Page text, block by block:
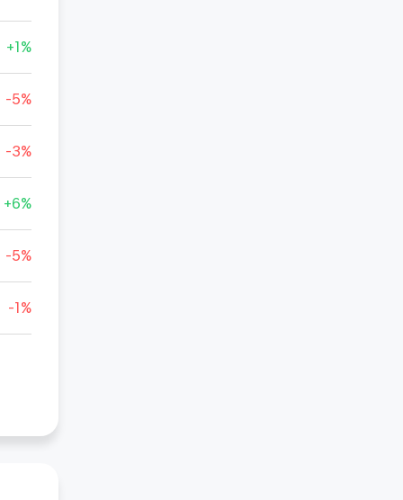
+1%
-5%
-3%
+6%
-5%
-1%